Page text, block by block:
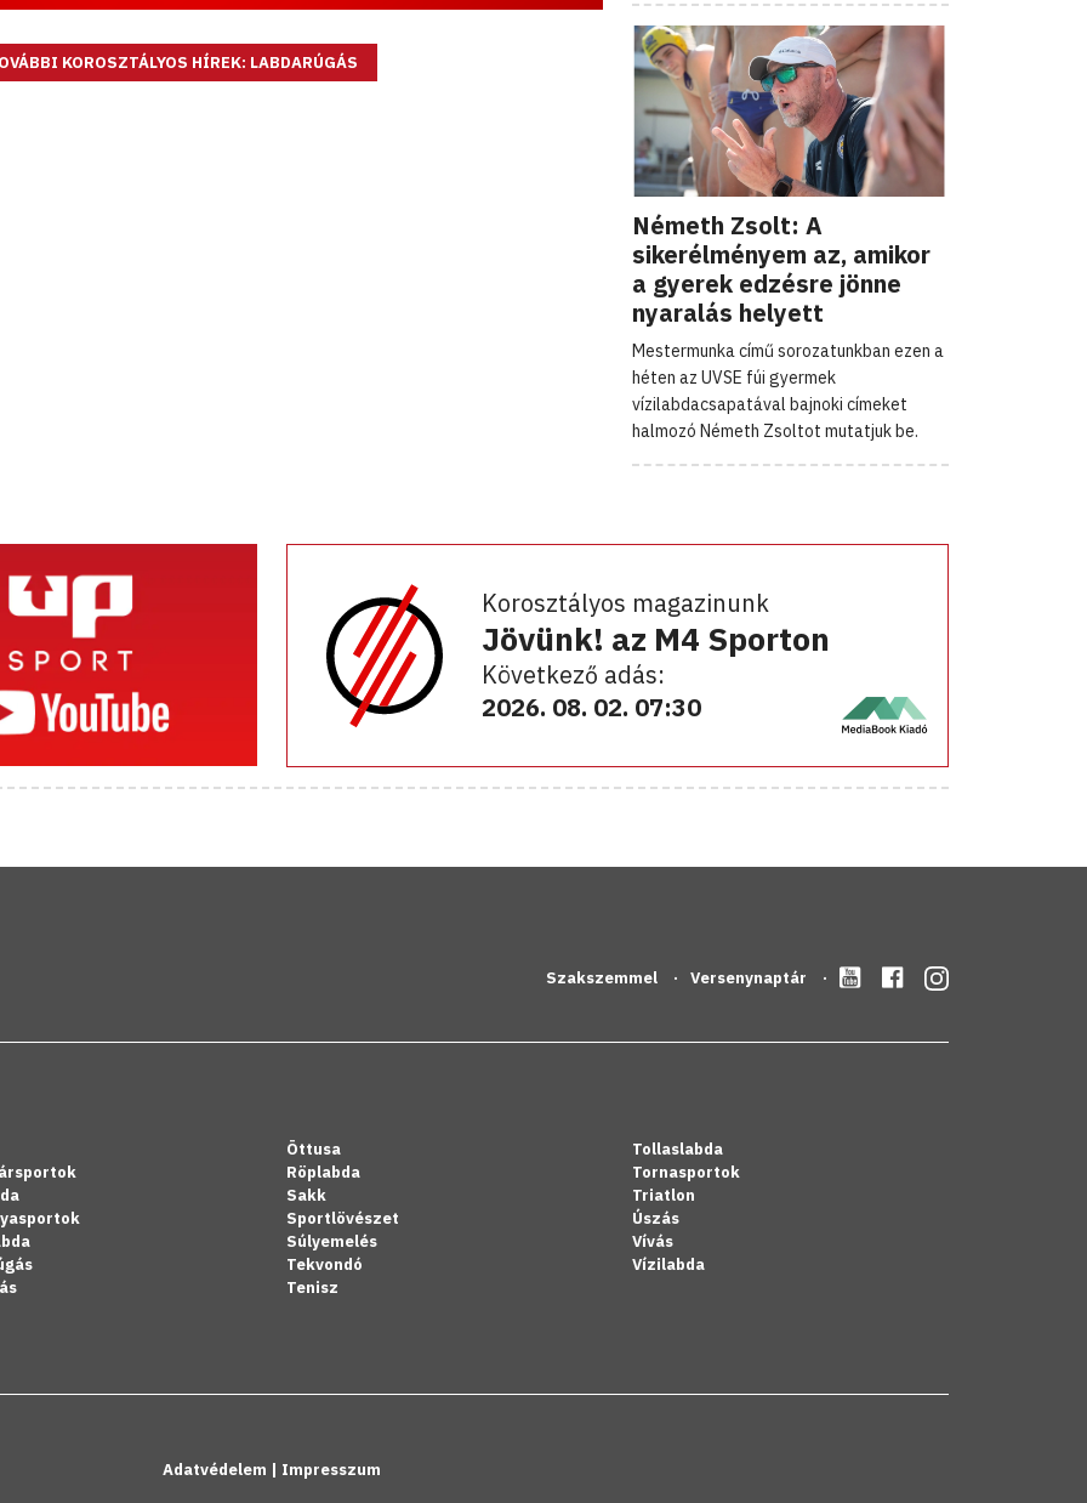
KOROSZTÁLYOS HÍREK: LABDARÚGÁS
Németh Zsolt: A
sikerélményem az, amikor
a gyerek edzésre jönne
nyaralás helyett
Mestermunka című sorozatunkban ezen a
héten az UVSE fúi gyermek
vízilabdacsapatával bajnoki címeket
halmozó Németh Zsoltot mutatjuk be.
Korosztályos magazinunk
Jövünk! az M4 Sporton
Következő adás:
2026. 08. 02. 07:30
Szakszemmel Versenynaptár
Öttusa
Röplabda
Sakk
Sportlövészet
Súlyemelés
Tekvondó
Tenisz
Tollaslabda
Tornasportok
Triatlon
Úszás
Vívás
Vízilabda
Adatvédelem | Impresszum